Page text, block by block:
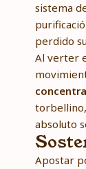
sistema
perdido
Al verter
absoluto
Apostar